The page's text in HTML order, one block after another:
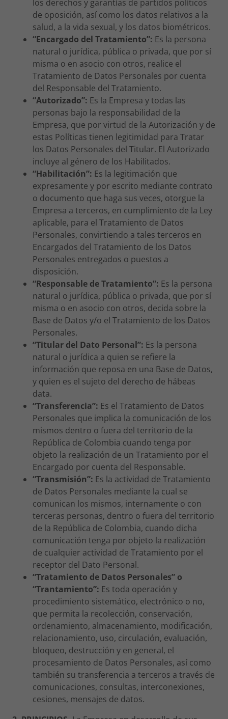
los derechos y garantías de partidos políticos
de oposición, así como los datos relativos a la
salud, a la vida sexual, y los datos biométricos.
“Encargado del Tratamiento”: Es la persona
natural o jurídica, pública o privada, que por sí
misma o en asocio con otros, realice el
Tratamiento de Datos Personales por cuenta
del Responsable del Tratamiento.
“Autorizado”: Es la Empresa y todas las
personas bajo la responsabilidad de la
Empresa, que por virtud de la Autorización y de
estas Políticas tienen legitimidad para Tratar
los Datos Personales del Titular. El Autorizado
incluye al género de los Habilitados.
“Habilitación”: Es la legitimación que
expresamente y por escrito mediante contrato
o documento que haga sus veces, otorgue la
Empresa a terceros, en cumplimiento de la Ley
aplicable, para el Tratamiento de Datos
Personales, convirtiendo a tales terceros en
Encargados del Tratamiento de los Datos
Personales entregados o puestos a
disposición.
“Responsable de Tratamiento”: Es la persona
natural o jurídica, pública o privada, que por sí
misma o en asocio con otros, decida sobre la
Base de Datos y/o el Tratamiento de los Datos
Personales.
“Titular del Dato Personal”: Es la persona
natural o jurídica a quien se refiere la
información que reposa en una Base de Datos,
y quien es el sujeto del derecho de hábeas
data.
“Transferencia”: Es el Tratamiento de Datos
Personales que implica la comunicación de los
mismos dentro o fuera del territorio de la
República de Colombia cuando tenga por
objeto la realización de un Tratamiento por el
Encargado por cuenta del Responsable.
“Transmisión”: Es la actividad de Tratamiento
de Datos Personales mediante la cual se
comunican los mismos, internamente o con
terceras personas, dentro o fuera del territorio
de la República de Colombia, cuando dicha
comunicación tenga por objeto la realización
de cualquier actividad de Tratamiento por el
receptor del Dato Personal.
“Tratamiento de Datos Personales” o
“Trantamiento”: Es toda operación y
procedimiento sistemático, electrónico o no,
que permita la recolección, conservación,
ordenamiento, almacenamiento, modificación,
relacionamiento, uso, circulación, evaluación,
bloqueo, destrucción y en general, el
procesamiento de Datos Personales, así como
también su transferencia a terceros a través de
comunicaciones, consultas, interconexiones,
cesiones, mensajes de datos.